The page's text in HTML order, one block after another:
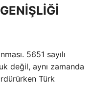
5651 sayılı
değil, aynı zamanda
Türk